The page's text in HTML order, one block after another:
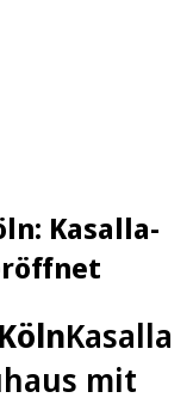
Kasalla-
Kasalla
mit